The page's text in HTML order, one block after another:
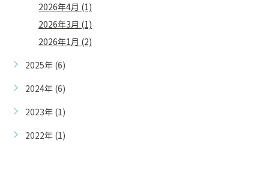
2026年4月 (1)
2026年3月 (1)
2026年1月 (2)
2025年 (6)
2024年 (6)
2023年 (1)
2022年 (1)